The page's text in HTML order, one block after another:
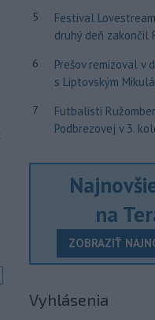
5
Festival
druhý deň zakončil
6
Prešov remizoval v
s Liptovským
7
Futbalisti
Podbrezovej v 3.
na
ZOBRAZIŤ
Vyhlásenia